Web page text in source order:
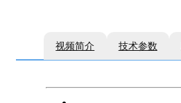
视频简介 技术参数